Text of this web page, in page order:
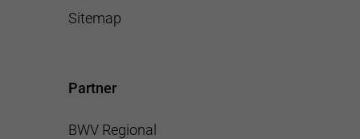
Sitemap
Partner
BWV Regional